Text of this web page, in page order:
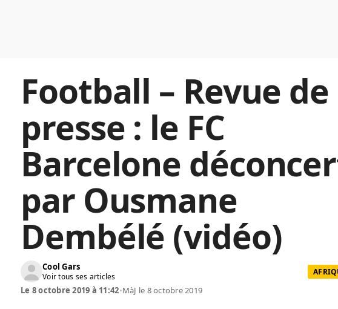
Football – Revue de
presse : le FC
Barcelone
par Ousmane
Dembélé (vidéo)
Cool Gars
Voir tous ses articles
Le 8 octobre 2019 à 11:42•MàJ le 8 octobre 2019